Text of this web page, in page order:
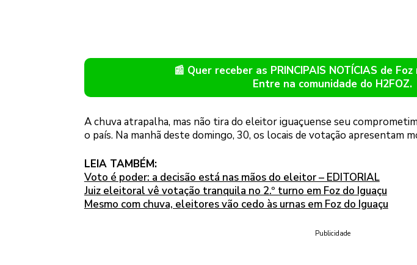
📰 Quer receber as PRINCIPAIS NOTÍCIAS de
Entre na comunidade do H2FOZ.
A chuva atrapalha, mas não tira do eleitor iguaçuense seu
o país. Na manhã deste domingo, 30, os locais de votação apresentam
LEIA TAMBÉM:
Voto é poder: a decisão está nas mãos do eleitor – EDITORIAL
Juiz eleitoral vê votação tranquila no 2.º turno em Foz do Iguaçu
Mesmo com chuva, eleitores vão cedo às urnas em Foz do Iguaçu
Publicidade